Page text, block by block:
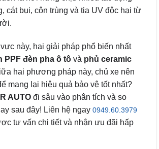
cát bụi, côn trùng và tia UV độc hại từ
này, hai giải pháp phổ biến nhất
PPF đèn pha ô tô và phủ ceramic
hai phương pháp này, chủ xe nên
mang lại hiệu quả bảo vệ tốt nhất?
AUTO đi sâu vào phân tích và so
sau đây! Liên hệ ngay 0949.60.3979
tư vấn chi tiết và nhận ưu đãi hấp